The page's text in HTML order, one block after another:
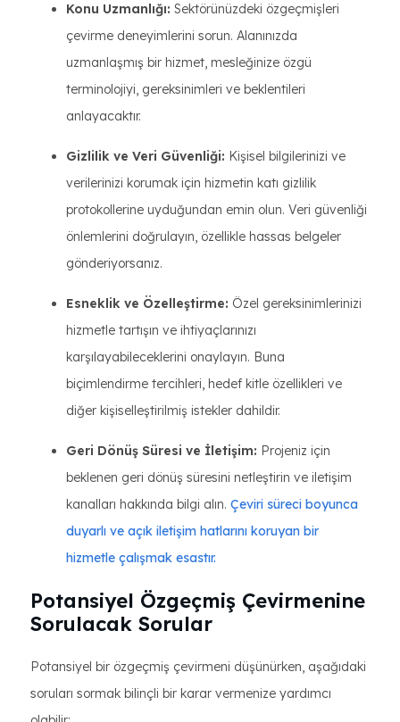
Konu Uzmanlığı: Sektörünüzdeki özgeçmişleri
çevirme deneyimlerini sorun. Alanınızda
uzmanlaşmış bir hizmet, mesleğinize özgü
terminolojiyi, gereksinimleri ve beklentileri
anlayacaktır.
Gizlilik ve Veri Güvenliği: Kişisel bilgilerinizi ve
verilerinizi korumak için hizmetin katı gizlilik
protokollerine uyduğundan emin olun. Veri güvenliği
önlemlerini doğrulayın, özellikle hassas belgeler
gönderiyorsanız.
Esneklik ve Özelleştirme: Özel gereksinimlerinizi
hizmetle tartışın ve ihtiyaçlarınızı
karşılayabileceklerini onaylayın. Buna
biçimlendirme tercihleri, hedef kitle özellikleri ve
diğer kişiselleştirilmiş istekler dahildir.
Geri Dönüş Süresi ve İletişim: Projeniz için
beklenen geri dönüş süresini netleştirin ve iletişim
kanalları hakkında bilgi alın. Çeviri süreci boyunca
duyarlı ve açık iletişim hatlarını koruyan bir
hizmetle çalışmak esastır.
Potansiyel Özgeçmiş Çevirmenine
Sorulacak Sorular
Potansiyel bir özgeçmiş çevirmeni düşünürken, aşağıdaki
soruları sormak bilinçli bir karar vermenize yardımcı